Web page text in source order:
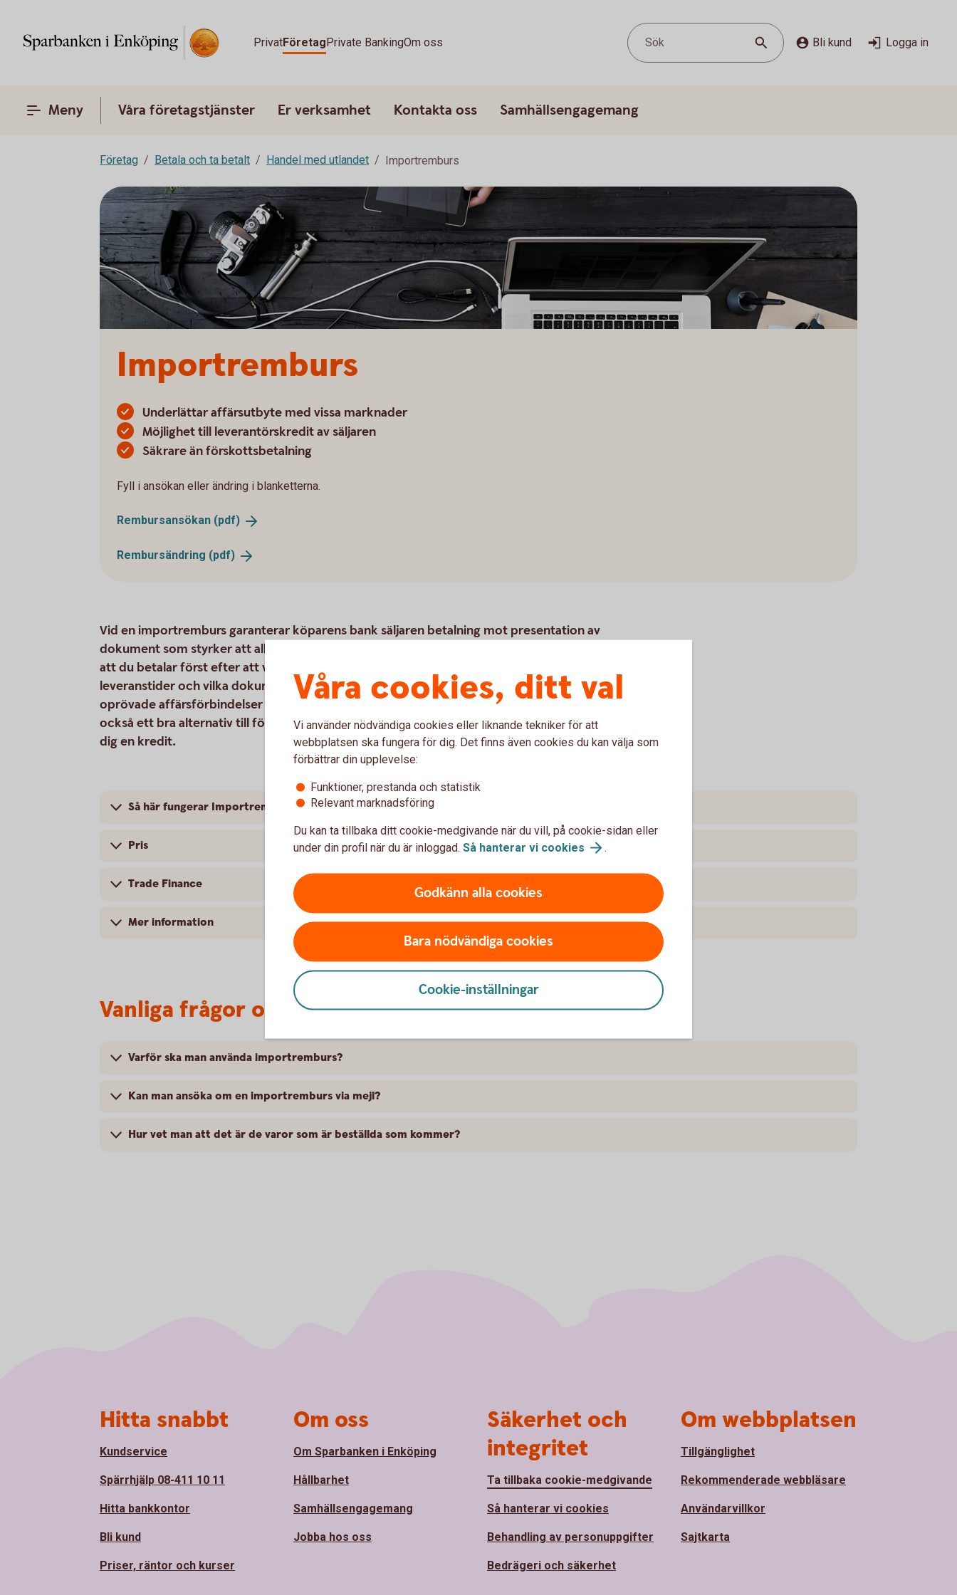
PrivatFöretagPrivate BankingOm oss Sök Bli kund Logga in
Meny Våra företagstjänster Er verksamhet Kontakta oss Samhällsengagemang
Företag Betala och ta betalt Handel med utlandet Importremburs
Importremburs
Underlättar affärsutbyte med vissa marknader
Möjlighet till leverantörskredit av säljaren
Säkrare än förskottsbetalning
Fyll i ansökan eller ändring i blanketterna.
Rembursansökan (pdf)
Rembursändring (pdf)
Vid en importremburs garanterar köparens bank säljaren betalning mot presentation av
dokument som styrker att alla villkor har uppfyllts. Största fördelen för dig som köpare är
att du betalar först efter att varorna har skeppats. Du kan även påverka villkor som
leveranstider och vilka dokument som ska presenteras. Importrembursen är bra vid
oprövade affärsförbindelser där du inte känner till din säljare eller säljarens marknad. Det är
också ett bra alternativ till förskottsbetalning och det underlättar för säljaren att kunna ge
dig en kredit.
Så här fungerar Importremburs
Pris
Trade Finance
Mer information
Vanliga frågor och svar
Varför ska man använda importremburs?
Kan man ansöka om en importremburs via mejl?
Hur vet man att det är de varor som är beställda som kommer?
Våra cookies, ditt val
Vi använder nödvändiga cookies eller liknande tekniker för att
webbplatsen ska fungera för dig. Det finns även cookies du kan välja som
förbättrar din upplevelse:
Funktioner, prestanda och statistik
Relevant marknadsföring
Du kan ta tillbaka ditt cookie-medgivande när du vill, på cookie-sidan eller
under din profil när du är inloggad. Så hanterar vi cookies .
Godkänn alla cookies
Bara nödvändiga cookies
Cookie-inställningar
Hitta snabbt
Kundservice
Spärrhjälp 08-411 10 11
Hitta bankkontor
Bli kund
Priser, räntor och kurser
Om oss
Om Sparbanken i Enköping
Hållbarhet
Samhällsengagemang
Jobba hos oss
Säkerhet och
integritet
Ta tillbaka cookie-medgivande
Så hanterar vi cookies
Behandling av personuppgifter
Bedrägeri och säkerhet
Om webbplatsen
Tillgänglighet
Rekommenderade webbläsare
Användarvillkor
Sajtkarta